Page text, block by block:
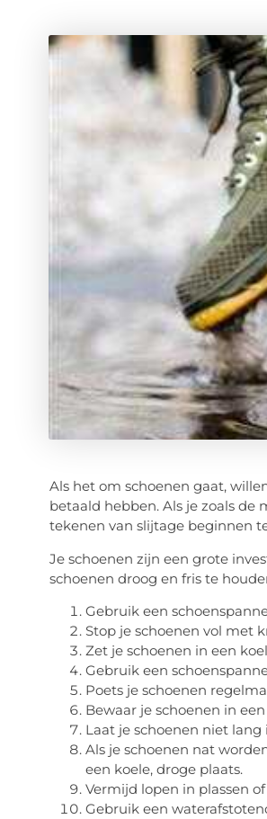
Als het om schoenen gaat,
betaald hebben. Als je zoals de
tekenen van slijtage beginnen
Je schoenen zijn een grote
schoenen droog en fris te
Gebruik een
Stop je schoenen vol met
Zet je schoenen in een
Gebruik een
Poets je schoenen
Bewaar je schoenen in
Laat je schoenen niet
Als je schoenen nat
een koele, droge plaats.
Vermijd lopen in plassen
Gebruik een